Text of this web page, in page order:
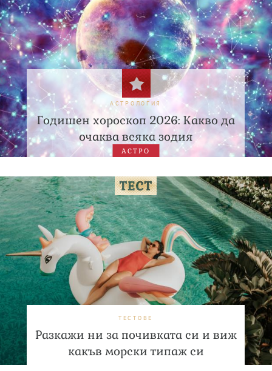
АСТРОЛОГИЯ
Годишен хороскоп 2026: Какво да
очаква всяка зодия
АСТРО
ТЕСТОВЕ
Разкажи ни за почивката си и виж
какъв морски типаж си